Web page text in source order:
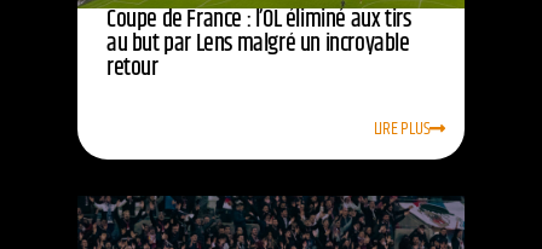
Coupe de France : l’OL éliminé aux tirs
au but par Lens malgré un incroyable
retour
LIRE PLUS